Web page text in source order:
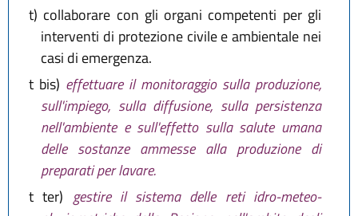
t) collaborare con gli organi competenti per gli
interventi di protezione civile e ambientale nei
casi di emergenza.
t bis) effettuare il monitoraggio sulla produzione,
sull'impiego, sulla diffusione, sulla persistenza
nell'ambiente e sull'effetto sulla salute umana
delle sostanze ammesse alla produzione di
preparati per lavare.
t ter) gestire il sistema delle reti idro-meteo-